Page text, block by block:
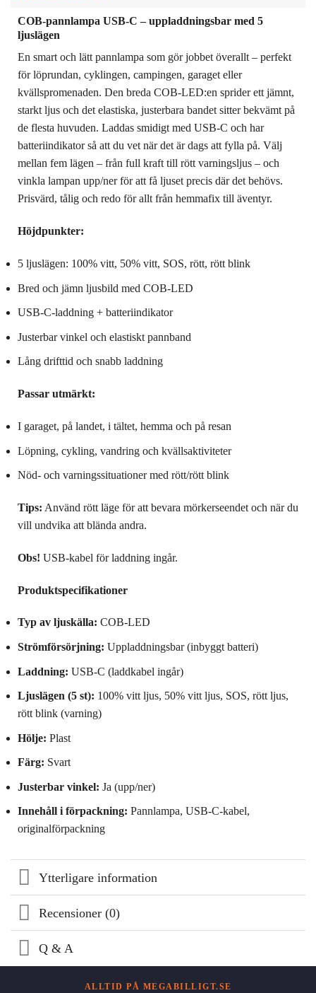
COB-pannlampa USB-C – uppladdningsbar med 5
ljuslägen
En smart och lätt pannlampa som gör jobbet överallt – perfekt
för löprundan, cyklingen, campingen, garaget eller
kvällspromenaden. Den breda COB-LED:en sprider ett jämnt,
starkt ljus och det elastiska, justerbara bandet sitter bekvämt på
de flesta huvuden. Laddas smidigt med USB‑C och har
batteriindikator så att du vet när det är dags att fylla på. Välj
mellan fem lägen – från full kraft till rött varningsljus – och
vinkla lampan upp/ner för att få ljuset precis där det behövs.
Prisvärd, tålig och redo för allt från hemmafix till äventyr.
Höjdpunkter:
5 ljuslägen: 100% vitt, 50% vitt, SOS, rött, rött blink
Bred och jämn ljusbild med COB-LED
USB‑C‑laddning + batteriindikator
Justerbar vinkel och elastiskt pannband
Lång drifttid och snabb laddning
Passar utmärkt:
I garaget, på landet, i tältet, hemma och på resan
Löpning, cykling, vandring och kvällsaktiviteter
Nöd- och varningssituationer med rött/rött blink
Tips: Använd rött läge för att bevara mörkerseendet och när du
vill undvika att blända andra.
Obs! USB‑kabel för laddning ingår.
Produktspecifikationer
Typ av ljuskälla: COB-LED
Strömförsörjning: Uppladdningsbar (inbyggt batteri)
Laddning: USB‑C (laddkabel ingår)
Ljuslägen (5 st): 100% vitt ljus, 50% vitt ljus, SOS, rött ljus,
rött blink (varning)
Hölje: Plast
Färg: Svart
Justerbar vinkel: Ja (upp/ner)
Innehåll i förpackning: Pannlampa, USB‑C‑kabel,
originalförpackning
Ytterligare information
Recensioner (0)
Q & A
ALLTID PÅ MEGABILLIGT.SE